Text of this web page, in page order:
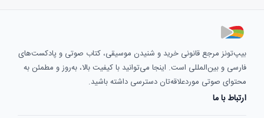
بیپ‌تونز مرجع قانونی خرید و شنیدن موسیقی، کتاب صوتی و پادکست‌های
فارسی و بین‌المللی است. اینجا می‌توانید با کیفیت بالا، به‌روز و مطمئن به
محتوای صوتی موردعلاقه‌تان دسترسی داشته باشید.
ارتباط با ما